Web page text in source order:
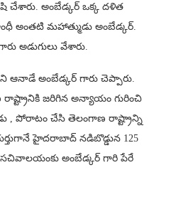
చేశారు. అంబేడ్కర్ ఒక్క దళిత
అంతటి మహాత్ముడు అంబేడ్కర్.
అడుగులు వేశారు.
ఆనాడే అంబేడ్కర్ గారు చెప్పారు.
జరిగిన అన్యాయం గురించి
, పోరాటం చేసి తెలంగాణ రాష్ట్రాన్ని
హైదరాబాద్ నడిబొడ్డున 125
సచివాలయంకు అంబేడ్కర్ గారి పేరే